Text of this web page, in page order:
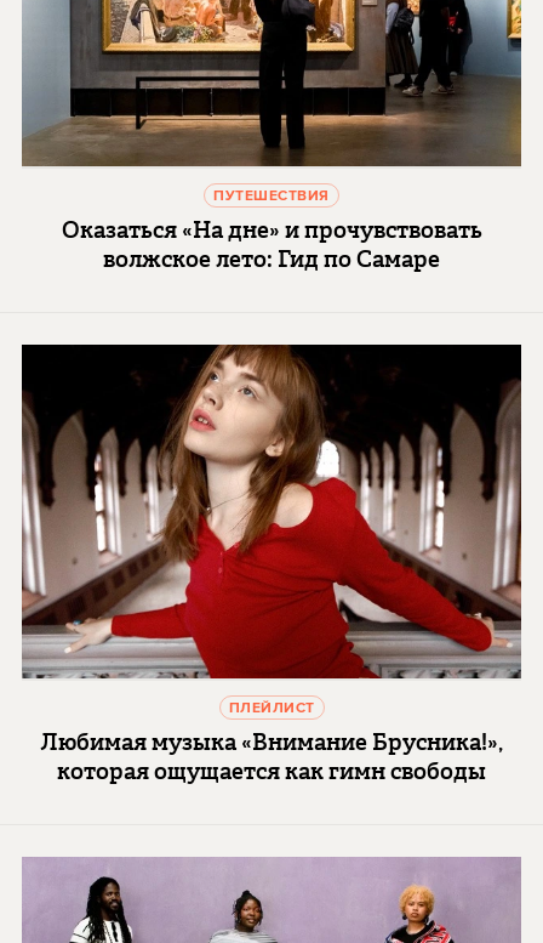
ПУТЕШЕСТВИЯ
Оказаться «На дне» и прочувствовать
волжское лето: Гид по Самаре
ПЛЕЙЛИСТ
Любимая музыка «Внимание Брусника!»,
которая ощущается как гимн свободы